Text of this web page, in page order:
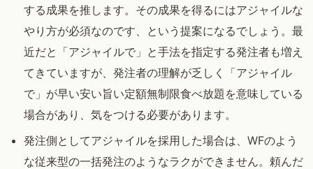
する成果を推します。その成果を得るにはアジャイルな
やり方が必須なのです、という提案になるでしょう。最
近だと「アジャイルで」と手法を指定する発注者も増え
てきていますが、発注者の理解が乏しく「アジャイル
で」が早い安い旨い定額無制限食べ放題を意味している
場合があり、気をつける必要があります。
発注側としてアジャイルを採用した場合は、WFのよう
な従来型の一括発注のようなラクができません。頼んだ